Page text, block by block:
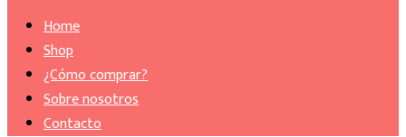
Home
Shop
¿Cómo comprar?
Sobre nosotros
Contacto